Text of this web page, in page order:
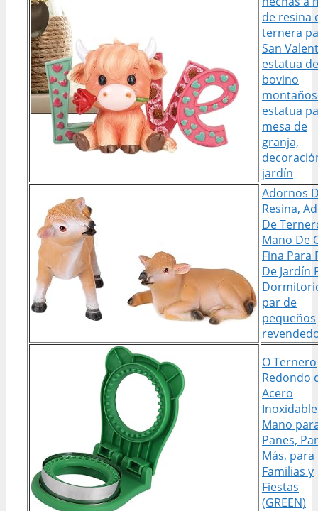
de resina
ternera
San
estatua de
bovino
estatua
mesa de
granja,
jardín
Adornos
Resina,
De
Mano De
Fina Para
De Jardín
par de
pequeños
O Ternero
Redondo
Acero
Mano
Panes,
Más, para
Familias y
Fiestas
(GREEN)